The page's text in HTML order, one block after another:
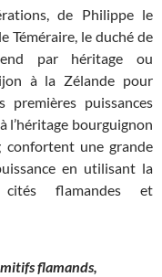
de Philippe le
Téméraire, le duché de
par héritage ou
à la Zélande pour
premières puissances
l’héritage bourguignon
confortent une grande
en utilisant la
flamandes et
primitifs flamands,